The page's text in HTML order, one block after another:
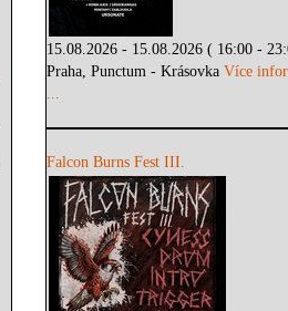
15.08.2026 - 15.08.2026 ( 16:00 -
Praha, Punctum - KrásovkaVíce
...
Falcon Burns Fest III.